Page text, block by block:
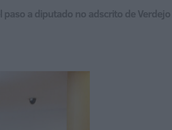
a diputado no adscrito de